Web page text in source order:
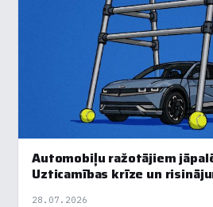
Automobiļu ražotājiem
Uzticamības krīze un
28.07.2026